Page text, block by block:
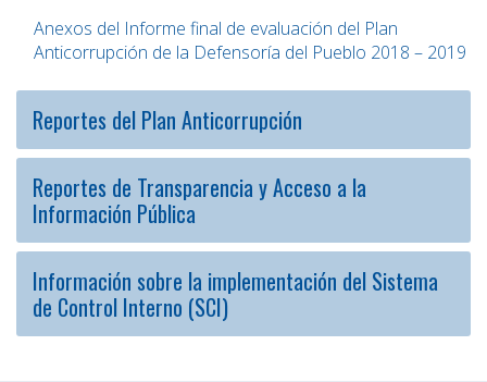
Anexos del Informe final de evaluación del Plan
Anticorrupción de la Defensoría del Pueblo 2018 – 2019
Reportes del Plan Anticorrupción
Reportes de Transparencia y Acceso a la
Información Pública
Información sobre la implementación del Sistema
de Control Interno (SCI)